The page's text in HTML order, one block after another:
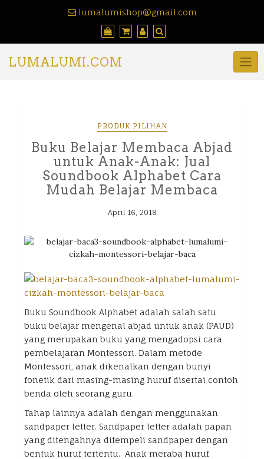
lumalumishop@gmail.com
LUMALUMI.COM
PRODUK PILIHAN
Buku Belajar Membaca Abjad
untuk Anak-Anak: Jual
Soundbook Alphabet Cara
Mudah Belajar Membaca
April 16, 2018
Buku Soundbook Alphabet adalah salah satu
buku belajar mengenal abjad untuk anak (PAUD)
yang merupakan buku yang mengadopsi cara
pembelajaran Montessori. Dalam metode
Montessori, anak dikenalkan dengan bunyi
fonetik dari masing-masing huruf disertai contoh
benda oleh seorang guru.
Tahap lainnya adalah dengan menggunakan
sandpaper letter. Sandpaper letter adalah papan
yang ditengahnya ditempeli sandpaper dengan
bentuk huruf tertentu. Anak meraba huruf